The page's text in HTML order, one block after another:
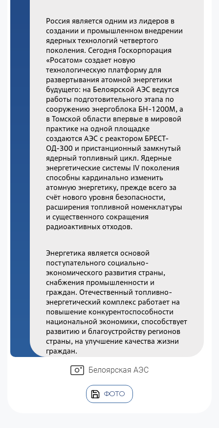
Россия является одним из лидеров в
создании и промышленном внедрении
ядерных технологий четвертого
поколения. Сегодня Госкорпорация
«Росатом» создает новую
технологическую платформу для
развертывания атомной энергетики
будущего: на Белоярской АЭС ведутся
работы подготовительного этапа по
сооружению энергоблока БН-1200М, а
в Томской области впервые в мировой
практике на одной площадке
создаются АЭС с реактором БРЕСТ-
ОД-300 и пристанционный замкнутый
ядерный топливный цикл. Ядерные
энергетические системы IV поколения
способны кардинально изменить
атомную энергетику, прежде всего за
счёт нового уровня безопасности,
расширения топливной номенклатуры
и существенного сокращения
радиоактивных отходов.
Энергетика является основой
поступательного социально-
экономического развития страны,
снабжения промышленности и
граждан. Отечественный топливно-
энергетический комплекс работает на
повышение конкурентоспособности
национальной экономики, способствует
развитию и благоустройству регионов
страны, на улучшение качества жизни
граждан.
Белоярская АЭС
ФОТО